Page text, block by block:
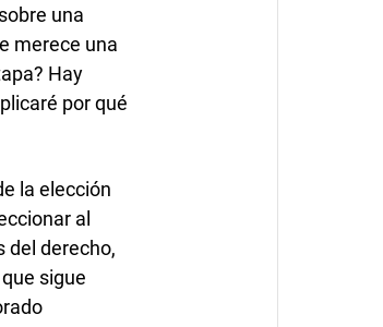
una
merece una
Hay
por qué
la elección
al
del derecho,
sigue